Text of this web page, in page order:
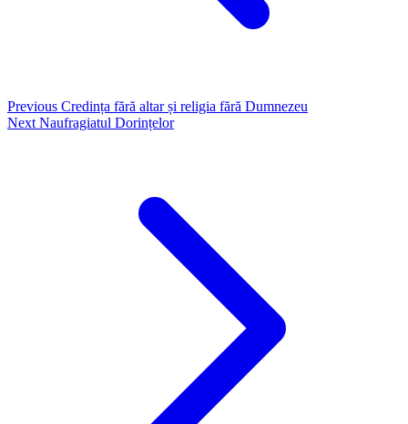
Previous Credința fără altar și religia fără Dumnezeu
Next Naufragiatul Dorințelor